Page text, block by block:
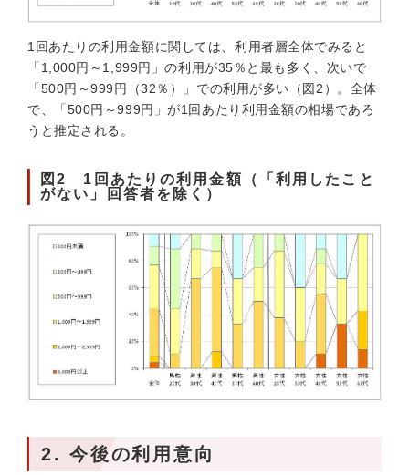
1回あたりの利用金額に関しては、利用者層全体でみると
「1,000円～1,999円」の利用が35％と最も多く、次いで
「500円～999円（32％）」での利用が多い（図2）。全体
で、「500円～999円」が1回あたり利用金額の相場であろ
うと推定される。
図2 1回あたりの利用金額（「利用したこと
がない」回答者を除く）
2. 今後の利用意向